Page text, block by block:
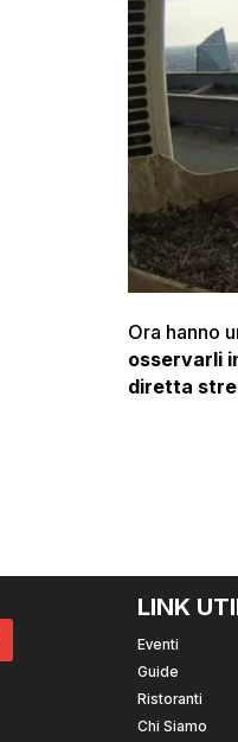
Ora hanno
osservarli
diretta
LINK
Eventi
Guide
Ristoranti
Chi Siamo